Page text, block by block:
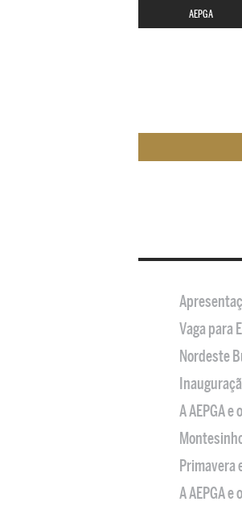
AEPGA
Vaga para
Nordeste
A AEPGA
Primavera
A AEPGA